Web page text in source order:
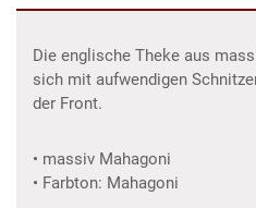
Die englische Theke aus
sich mit aufwendigen
der Front.
• massiv Mahagoni
• Farbton: Mahagoni